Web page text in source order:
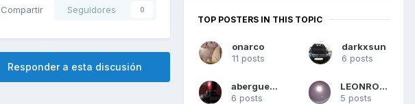
Compartir Seguidores 0
Responder a esta discusión
TOP POSTERS IN THIS TOPIC
onarco
11 posts
darkxsun
6 posts
abergueiro
6 posts
LEONROJO
5 posts